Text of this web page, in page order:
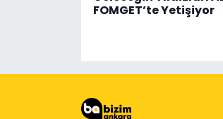
FOMGET’te Yetişiyor